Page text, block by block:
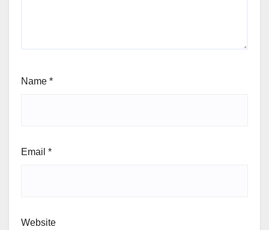
Name *
Email *
Website